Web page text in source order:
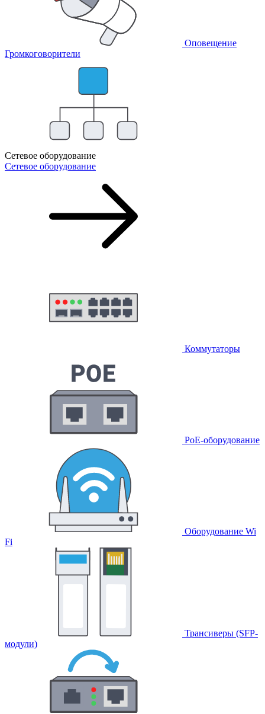
Оповещение
Громкоговорители
Сетевое оборудование
Сетевое оборудование
Коммутаторы
PoE-оборудование
Оборудование Wi
Fi
Трансиверы (SFP-
модули)